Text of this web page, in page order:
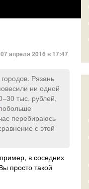
07 апреля 2016 в 17:47
Рязань
ни одной
тыс. рублей,
перебираюсь
с этой
в соседних
просто такой